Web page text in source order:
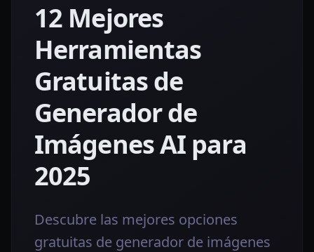
12 Mejores
Herramientas
Gratuitas de
Generador de
Imágenes AI para
2025
Descubre las mejores opciones
gratuitas de generador de imágenes